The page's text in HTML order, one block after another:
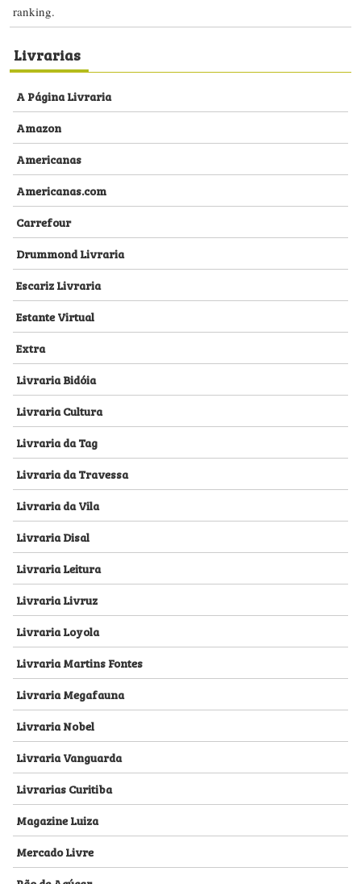
ranking.
Livrarias
A Página Livraria
Amazon
Americanas
Americanas.com
Carrefour
Drummond Livraria
Escariz Livraria
Estante Virtual
Extra
Livraria Bidóia
Livraria Cultura
Livraria da Tag
Livraria da Travessa
Livraria da Vila
Livraria Disal
Livraria Leitura
Livraria Livruz
Livraria Loyola
Livraria Martins Fontes
Livraria Megafauna
Livraria Nobel
Livraria Vanguarda
Livrarias Curitiba
Magazine Luiza
Mercado Livre